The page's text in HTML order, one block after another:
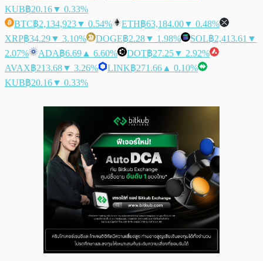
KUB฿20.16▼ 0.33%
BTC฿2,134,923▼ 0.54% ETH฿63,184.00▼ 0.48%
XRP฿34.29▼ 3.10% DOGE฿2.28▼ 1.98% SOL฿2,413.61 ▼
2.07%
ADA฿6.69 ▲ 6.60% DOT฿27.25▼ 2.92%
AVAX฿213.68▼ 3.26% LINK฿271.66 ▲ 0.10%
KUB฿20.16▼ 0.33%